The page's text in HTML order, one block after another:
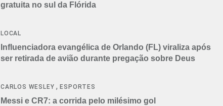
gratuita no sul da Flórida
LOCAL
Influenciadora evangélica de Orlando (FL) viraliza após
ser retirada de avião durante pregação sobre Deus
CARLOS WESLEY ,ESPORTES
Messi e CR7: a corrida pelo milésimo gol